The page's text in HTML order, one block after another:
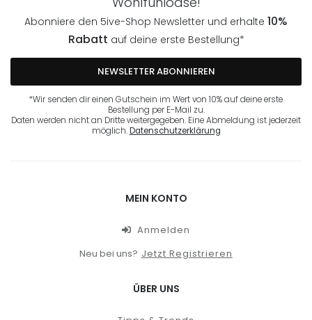
Abonniere den 5ive-Shop Newsletter und erhalte 10%
Rabatt auf deine erste Bestellung*
NEWSLETTER ABONNIEREN
*Wir senden dir einen Gutschein im Wert von 10% auf deine erste
Bestellung per E-Mail zu.
Daten werden nicht an Dritte weitergegeben. Eine Abmeldung ist jederzeit
möglich.Datenschutzerklärung
MEIN KONTO
Anmelden
Neu bei uns? Jetzt Registrieren
ÜBER UNS